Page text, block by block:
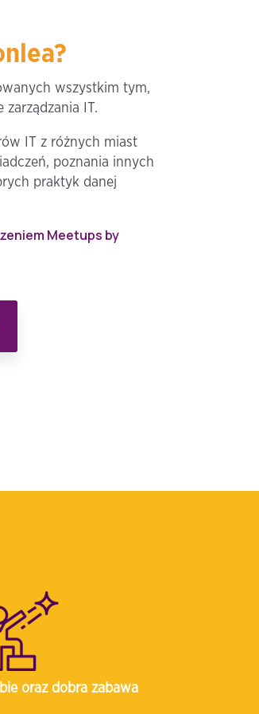
wszystkim tym,
IT.
IT z różnych miast
poznania innych
praktyk danej
Meetups by
oraz dobra zabawa